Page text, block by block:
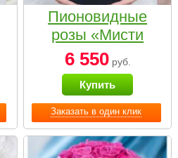
Заказать в один клик
Пионовидные
розы «Мисти
бабблс» в
черной коробке
Small
6 550руб.
Купить